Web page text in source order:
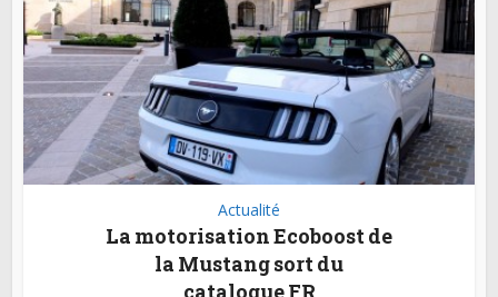
Actualité
La motorisation Ecoboost de
la Mustang sort du